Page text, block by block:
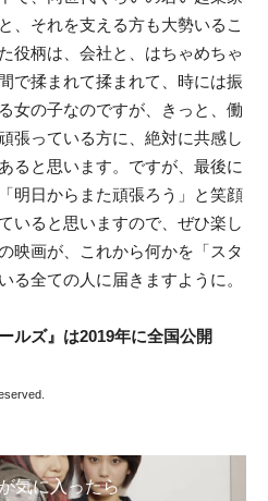
、それを支える方も大勢いるこ
役柄は、会社と、はちゃめちゃ
で揉まれて揉まれて、時には振
女の子なのですが、きっと、働
張っている方に、絶対に共感し
ると思います。ですが、最後に
明日からまた頑張ろう」と笑顔
いると思いますので、ぜひ楽し
映画が、これから何かを「スタ
る全ての人に届きますように。
ルズ』は2019年に全国公開
気に入ったら